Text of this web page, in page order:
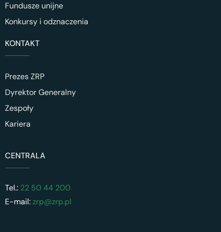
Fundusze unijne
Konkursy i odznaczenia
KONTAKT
Prezes ZRP
Dyrektor Generalny
Zespoły
Kariera
CENTRALA
Tel.: 22 50 44 200
E-mail:zrp@zrp.pl